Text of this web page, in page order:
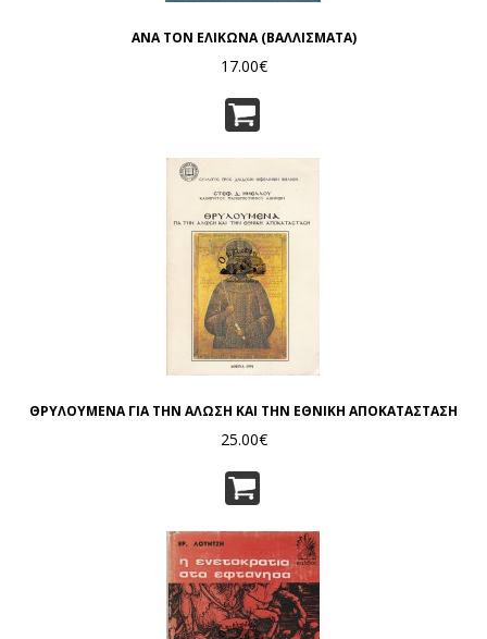
ΑΝΑ ΤΟΝ ΕΛΙΚΩΝΑ (ΒΑΛΛΙΣΜΑΤΑ)
17.00€
ΘΡΥΛΟΥΜΕΝΑ ΓΙΑ ΤΗΝ ΑΛΩΣΗ ΚΑΙ ΤΗΝ ΕΘΝΙΚΗ ΑΠΟΚΑΤΑΣΤΑΣΗ
25.00€